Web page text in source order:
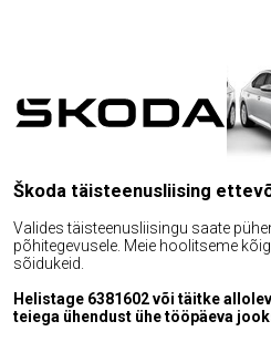
Škoda täisteenusliising
Valides täisteenusliisingu saate
põhitegevusele. Meie hoolitseme
sõidukeid.
Helistage 6381602 või täitke
teiega ühendust ühe tööpäeva